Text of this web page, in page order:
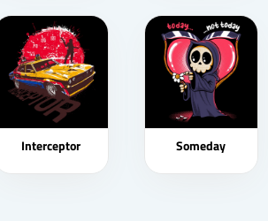
Interceptor Someday